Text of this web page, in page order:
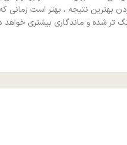
که روی جعبه محصول ذکر شده است 1:4 می باشد.
تر شده و ماندگاری بیشتری